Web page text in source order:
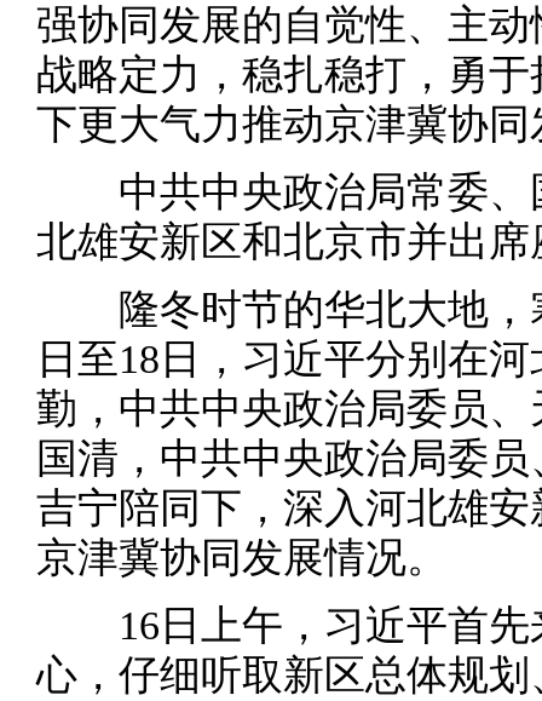
强协同发展的自觉性、主
战略定力，稳扎稳打，勇
下更大气力推动京津冀协
中共中央政治局常委、
北雄安新区和北京市并出席
隆冬时节的华北大地，
日至18日，习近平分别在
勤，中共中央政治局委员
国清，中共中央政治局委
吉宁陪同下，深入河北雄
京津冀协同发展情况。
16日上午，习近平首先
心，仔细听取新区总体规